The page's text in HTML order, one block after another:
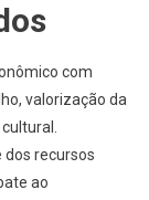
com
valorização da
dos recursos
ao